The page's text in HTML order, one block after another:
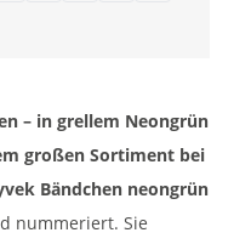
– in grellem Neongrün
großen Sortiment bei
Bändchen neongrün
nummeriert. Sie